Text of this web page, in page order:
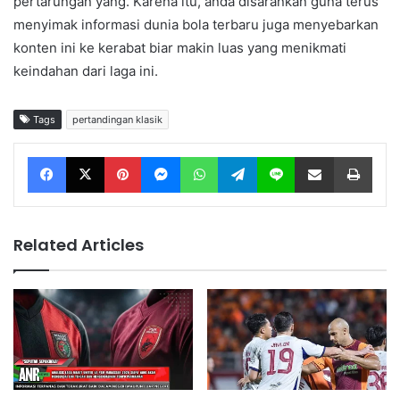
menyimak informasi dunia bola terbaru juga menyebarkan
konten ini ke kerabat biar makin luas yang menikmati
keindahan dari laga ini.
Tags pertandingan klasik
Facebook X Pinterest Messenger WhatsApp Telegram Line Share via Email
Related Articles